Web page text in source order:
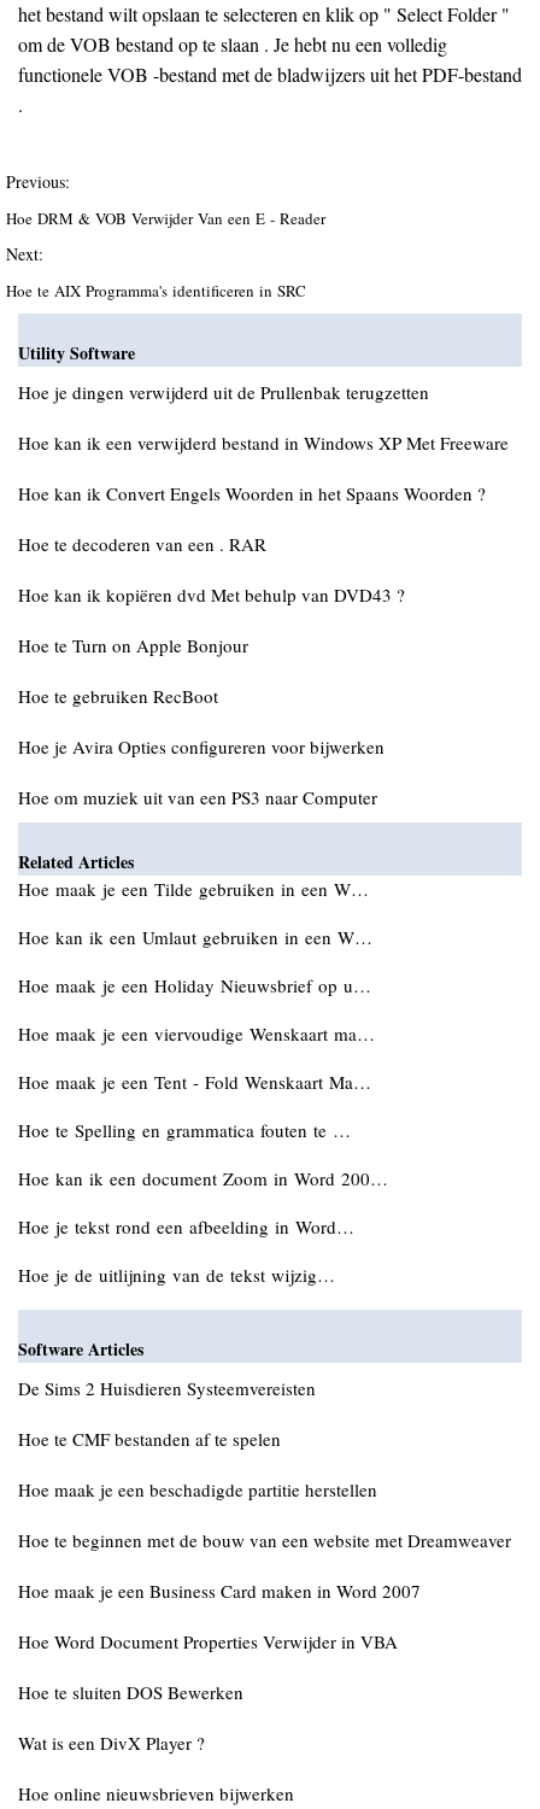
het bestand wilt opslaan te selecteren en klik op " Select Folder "
om de VOB bestand op te slaan . Je hebt nu een volledig
functionele VOB -bestand met de bladwijzers uit het PDF-bestand
.
Previous:
Hoe DRM & VOB Verwijder Van een E - Reader
Next:
Hoe te AIX Programma's identificeren in SRC
Utility Software
Hoe je dingen verwijderd uit de Prullenbak terugzetten
Hoe kan ik een verwijderd bestand in Windows XP Met Freeware
Hoe kan ik Convert Engels Woorden in het Spaans Woorden ?
Hoe te decoderen van een . RAR
Hoe kan ik kopiëren dvd Met behulp van DVD43 ?
Hoe te Turn on Apple Bonjour
Hoe te gebruiken RecBoot
Hoe je Avira Opties configureren voor bijwerken
Hoe om muziek uit van een PS3 naar Computer
Related Articles
Hoe maak je een Tilde gebruiken in een W…
Hoe kan ik een Umlaut gebruiken in een W…
Hoe maak je een Holiday Nieuwsbrief op u…
Hoe maak je een viervoudige Wenskaart ma…
Hoe maak je een Tent - Fold Wenskaart Ma…
Hoe te Spelling en grammatica fouten te …
Hoe kan ik een document Zoom in Word 200…
Hoe je tekst rond een afbeelding in Word…
Hoe je de uitlijning van de tekst wijzig…
Software Articles
De Sims 2 Huisdieren Systeemvereisten
Hoe te CMF bestanden af ​​te spelen
Hoe maak je een beschadigde partitie herstellen
Hoe te beginnen met de bouw van een website met Dreamweaver
Hoe maak je een Business Card maken in Word 2007
Hoe Word Document Properties Verwijder in VBA
Hoe te sluiten DOS Bewerken
Wat is een DivX Player ?
Hoe online nieuwsbrieven bijwerken